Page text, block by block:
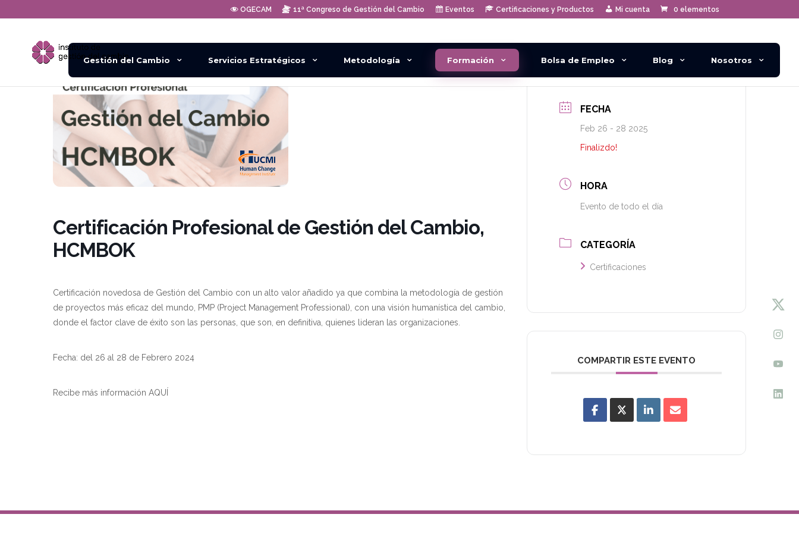
OGECAM 11ª Congreso de Gestión del Cambio Eventos Certificaciones y Productos Mi cuenta 0 elementos
Gestión del Cambio Servicios Estratégicos Metodología Formación Bolsa de Empleo Blog Nosotros
Certificación Profesional de Gestión del Cambio,
HCMBOK
Certificación novedosa de Gestión del Cambio con un alto valor añadido ya que combina la metodología de gestión
de proyectos más eficaz del mundo, PMP (Project Management Professional), con una visión humanística del cambio,
donde el factor clave de éxito son las personas, que son, en definitiva, quienes lideran las organizaciones.
Fecha: del 26 al 28 de Febrero 2024
Recibe más información AQUÍ
FECHA
Feb 26 - 28 2025
Finalizdo!
HORA
Evento de todo el día
CATEGORÍA
Certificaciones
COMPARTIR ESTE EVENTO